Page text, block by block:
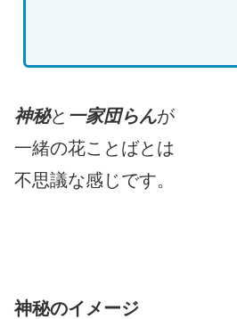
神秘と 一家団らんが
一緒の花ことばとは
不思議な感じです。
神秘のイメージ